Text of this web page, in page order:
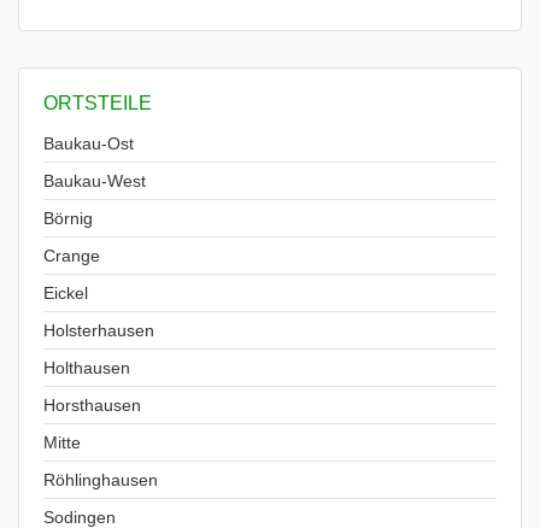
ORTSTEILE
Baukau-Ost
Baukau-West
Börnig
Crange
Eickel
Holsterhausen
Holthausen
Horsthausen
Mitte
Röhlinghausen
Sodingen